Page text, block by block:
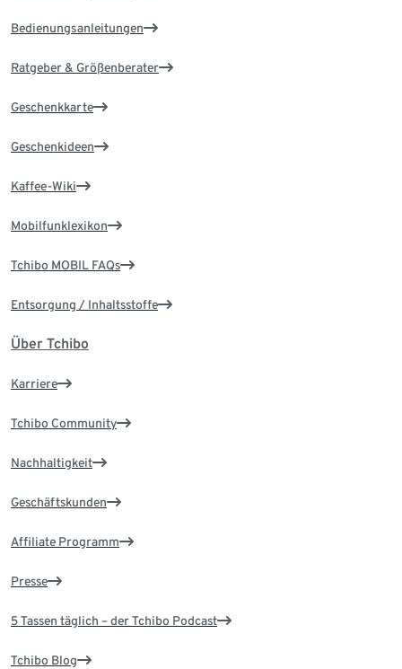
Bedienungsanleitungen
Ratgeber & Größenberater
Geschenkkarte
Geschenkideen
Kaffee-Wiki
Mobilfunklexikon
Tchibo MOBIL FAQs
Entsorgung / Inhaltsstoffe
Über Tchibo
Karriere
Tchibo Community
Nachhaltigkeit
Geschäftskunden
Affiliate Programm
Presse
5 Tassen täglich – der Tchibo Podcast
Tchibo Blog